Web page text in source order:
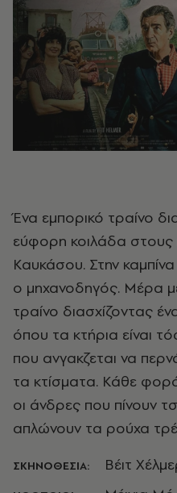
Ένα εμπορικό τραίνο
εύφορη κοιλάδα
Καυκάσου. Στην
ο μηχανοδηγός. Μέρα
τραίνο διασχίζοντας
όπου τα κτήρια είναι
που ανγακζεται να
τα κτίσματα. Κάθε
οι άνδρες που πίνουν
απλώνουν τα ρούχα
ΣΚΗΝΟΘΕΣΙΑ: Βέιτ